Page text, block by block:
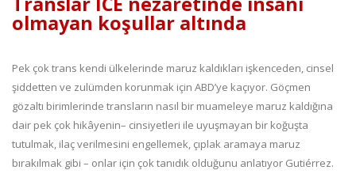
olmayan koşullar altında
Pek çok trans kendi ülkelerinde maruz kaldıkları işkenceden, cinsel
şiddetten ve zulümden korunmak için ABD’ye kaçıyor. Göçmen
gözaltı birimlerinde transların nasıl bir muameleye maruz kaldığına
dair pek çok hikâyenin– cinsiyetleri ile uyuşmayan bir koğuşta
tutulmak, ilaç verilmesini engellemek, çıplak aramaya maruz
bırakılmak gibi – onlar için çok tanıdık olduğunu anlatıyor Gutiérrez.